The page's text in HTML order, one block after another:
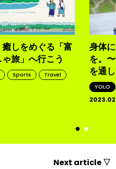
しをめぐる「富
旅」へ行こう
Sports
Travel
身体
を。
を通
YOLO
Next article ▽